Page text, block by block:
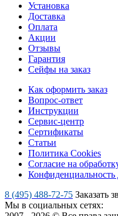
Установка
Доставка
Оплата
Акции
Отзывы
Гарантия
Сейфы на заказ
Как оформить заказ
Вопрос-ответ
Инструкции
Сервис-центр
Сертификаты
Статьи
Политика Cookies
Согласие на
8 (495) 488-72-75 Заказать
Мы в социальных сетях: